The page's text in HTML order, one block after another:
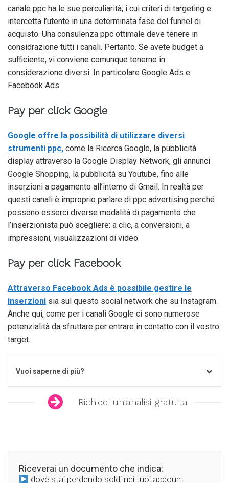
canale ppc ha le sue perculiarità, i cui criteri di targeting e
intercetta l’utente in una determinata fase del funnel di
acquisto. Una consulenza ppc ottimale deve tenere in
considrazione tutti i canali. Pertanto. Se avete budget a
sufficiente, vi conviene comunque tenerne in
considerazione diversi. In particolare Google Ads e
Facebook Ads.
Pay per click Google
Google offre la possibilità di utilizzare diversi
strumenti ppc, come la Ricerca Google, la pubblicità
display attraverso la Google Display Network, gli annunci
Google Shopping, la pubblicità su Youtube, fino alle
inserzioni a pagamento all’interno di Gmail. In realtà per
questi canali è improprio parlare di ppc advertising perché
possono esserci diverse modalità di pagamento che
l’inserzionista può scegliere: a clic, a conversioni, a
impressioni, visualizzazioni di video.
Pay per click Facebook
Attraverso Facebook Ads è possibile gestire le
inserzioni sia sul questo social network che su Instagram.
Anche qui, come per i canali Google ci sono numerose
potenzialità da sfruttare per entrare in contatto con il vostro
target.
Vuoi saperne di più?
Richiedi un'analisi gratuita
Riceverai un documento che indica:
dove stai perdendo soldi nei tuoi account